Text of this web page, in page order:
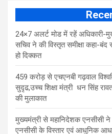
24×7 अलर्ट मोड में रहें
सचिव ने की विस्तृत समीक्षा कहा-
हो दिक्कत
459 करोड़ से एचएनबी गढ़वाल
सुदृढ,उच्च शिक्षा मंत्री धन सिंह
की मुलाकात
मुख्यमंत्री से महानिदेशक एनसीसी ने
एनसीसी के विस्तार एवं आधुनिक